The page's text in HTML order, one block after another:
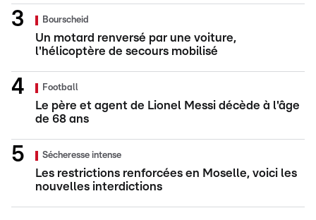
Bourscheid
Un motard renversé par une voiture,
l'hélicoptère de secours mobilisé
Football
Le père et agent de Lionel Messi décède à l'âge
de 68 ans
Sécheresse intense
Les restrictions renforcées en Moselle, voici les
nouvelles interdictions